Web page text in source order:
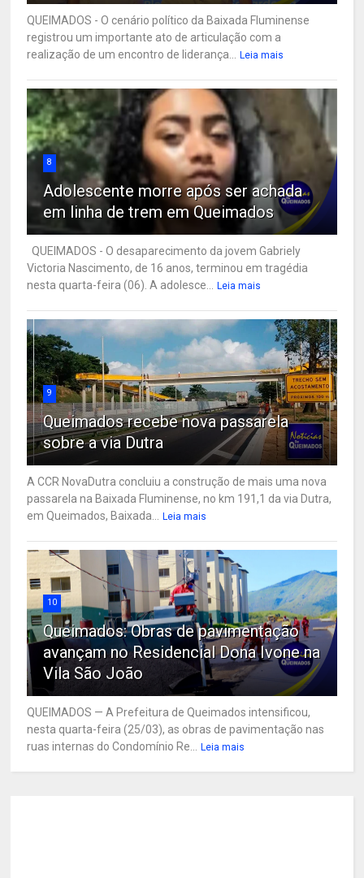
QUEIMADOS - O cenário político da Baixada Fluminense
registrou um importante ato de articulação com a
realização de um encontro de liderança...
Leia mais
8
Adolescente morre após ser achada
em linha de trem em Queimados
QUEIMADOS - O desaparecimento da jovem Gabriely
Victoria Nascimento, de 16 anos, terminou em tragédia
nesta quarta-feira (06). A adolesce...
Leia mais
9
Queimados recebe nova passarela
sobre a via Dutra
A CCR NovaDutra concluiu a construção de mais uma nova
passarela na Baixada Fluminense, no km 191,1 da via Dutra,
em Queimados, Baixada...
Leia mais
10
Queimados: Obras de pavimentação
avançam no Residencial Dona Ivone na
Vila São João
QUEIMADOS — A Prefeitura de Queimados intensificou,
nesta quarta-feira (25/03), as obras de pavimentação nas
ruas internas do Condomínio Re...
Leia mais